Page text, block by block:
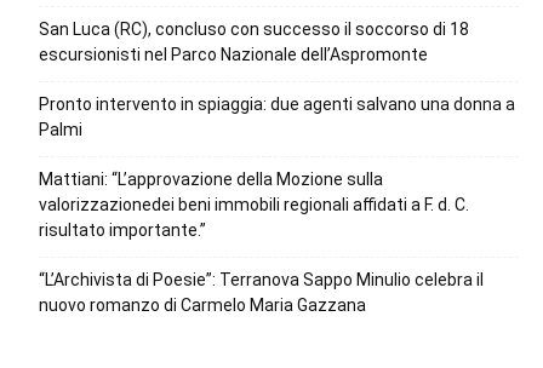
San Luca (RC), concluso con successo il soccorso di 18
escursionisti nel Parco Nazionale dell’Aspromonte
Pronto intervento in spiaggia: due agenti salvano una donna a
Palmi
Mattiani: “L’approvazione della Mozione sulla
valorizzazionedei beni immobili regionali affidati a F. d. C.
risultato importante.”
“L’Archivista di Poesie”: Terranova Sappo Minulio celebra il
nuovo romanzo di Carmelo Maria Gazzana